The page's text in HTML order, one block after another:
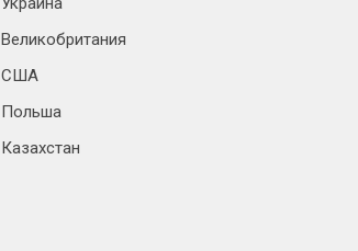
Великобритания
США
Польша
Казахстан